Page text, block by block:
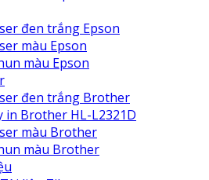
đen trắng Epson
màu Epson
màu Epson
đen trắng Brother
in Brother HL-L2321D
màu Brother
màu Brother